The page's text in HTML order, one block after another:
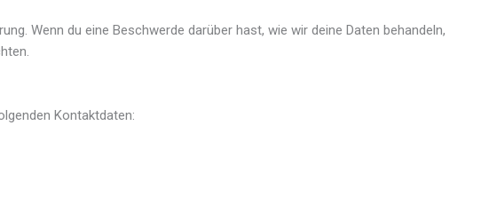
Wenn du eine Beschwerde darüber hast, wie wir deine Daten behandeln,
Kontaktdaten: